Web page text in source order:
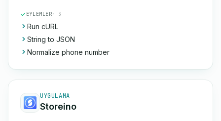
EYLEMLER· 3
Run cURL
String to JSON
Normalize phone number
UYGULAMA
Storeino